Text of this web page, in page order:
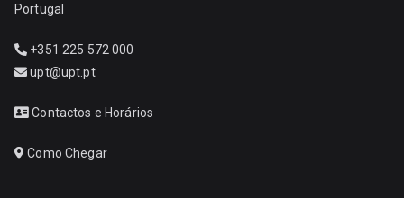
Portugal
+351 225 572 000
upt@upt.pt
Contactos e Horários
Como Chegar